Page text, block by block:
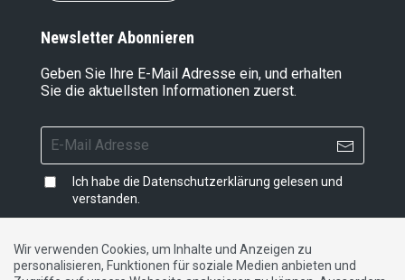
Newsletter Abonnieren
Geben Sie Ihre E-Mail Adresse ein, und erhalten
Sie die aktuellsten Informationen zuerst.
Ich habe die Datenschutzerklärung gelesen und
verstanden.
Impressum|Datenschutzerklärung|Kontakt
Wir verwenden Cookies, um Inhalte und Anzeigen zu
personalisieren, Funktionen für soziale Medien anbieten und